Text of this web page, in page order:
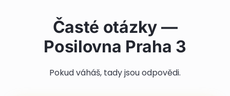
Časté otázky —
Posilovna Praha 3
Pokud váháš, tady jsou odpovědi.